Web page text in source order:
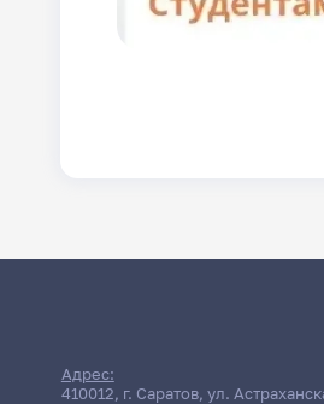
Адрес:
410012, г. Саратов, ул.